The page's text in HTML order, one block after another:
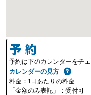
予約は下のカレンダーをチェ
カレンダーの見方
料金：1日あたりの料金
「金額のみ表記」：受付可